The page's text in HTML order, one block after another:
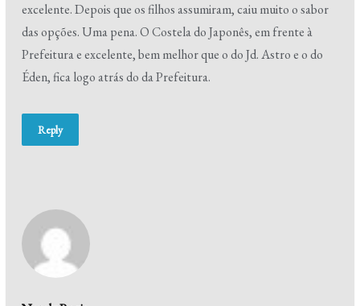
excelente. Depois que os filhos assumiram, caiu muito o sabor
das opções. Uma pena. O Costela do Japonês, em frente à
Prefeitura e excelente, bem melhor que o do Jd. Astro e o do
Éden, fica logo atrás do da Prefeitura.
Reply